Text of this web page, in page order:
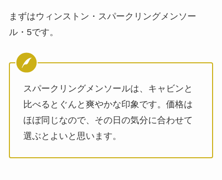
まずはウィンストン・スパークリングメンソー
ル・5です。
スパークリングメンソールは、キャビンと
比べるとぐんと爽やかな印象です。価格は
ほぼ同じなので、その日の気分に合わせて
選ぶとよいと思います。